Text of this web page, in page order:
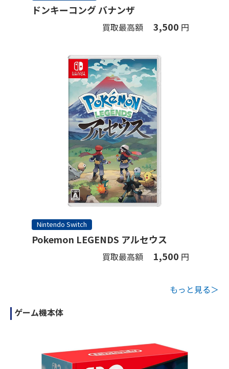
ドンキーコング バナンザ
買取最高額 3,500 円
Nintendo Switch
Pokemon LEGENDS アルセウス
買取最高額 1,500 円
もっと見る＞
ゲーム機本体